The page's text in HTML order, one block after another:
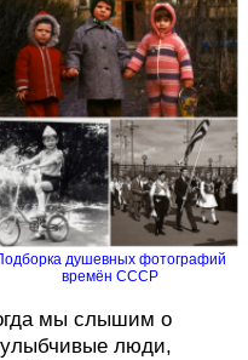
душевных фотографий
времён СССР
мы слышим о
люди,